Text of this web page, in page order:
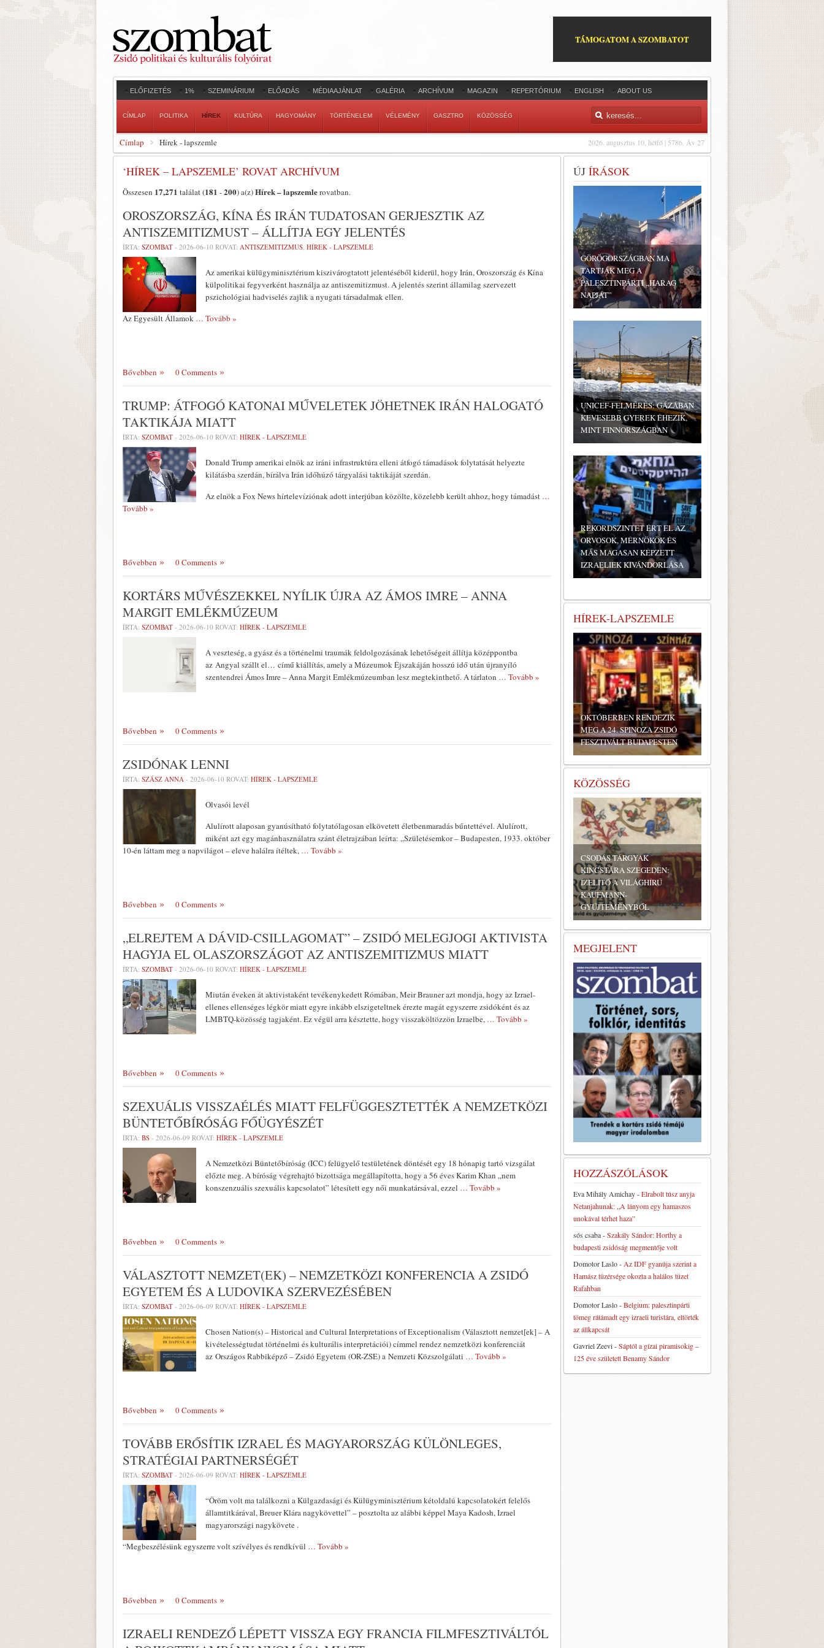
TÁMOGATOM A SZOMBATOT
ELŐFIZETÉS 1% SZEMINÁRIUM ELŐADÁS MÉDIAAJÁNLAT GALÉRIA ARCHÍVUM MAGAZIN REPERTÓRIUM ENGLISH ABOUT US
CÍMLAP POLITIKA HÍREK KULTÚRA HAGYOMÁNY TÖRTÉNELEM VÉLEMÉNY GASZTRO KÖZÖSSÉG
2026. augusztus 10, hétfő | 5786. Áv 27
Címlap Hírek - lapszemle
‘HÍREK – LAPSZEMLE’ ROVAT ARCHÍVUM
Összesen 17,271 találat (181 -200) a(z)Hírek – lapszemlerovatban.
OROSZORSZÁG, KÍNA ÉS IRÁN TUDATOSAN GERJESZTIK AZ
ANTISZEMITIZMUST – ÁLLÍTJA EGY JELENTÉS
ÍRTA: SZOMBAT - 2026-06-10 ROVAT: ANTISZEMITIZMUS, HÍREK - LAPSZEMLE
Az amerikai külügyminisztérium kiszivárogtatott jelentéséből kiderül, hogy Irán, Oroszország és Kína
külpolitikai fegyverként használja az antiszemitizmust. A jelentés szerint államilag szervezett
pszichológiai hadviselés zajlik a nyugati társadalmak ellen.
Az Egyesült Államok … Tovább »
Bővebben 0 Comments
TRUMP: ÁTFOGÓ KATONAI MŰVELETEK JÖHETNEK IRÁN HALOGATÓ
TAKTIKÁJA MIATT
ÍRTA: SZOMBAT - 2026-06-10 ROVAT: HÍREK - LAPSZEMLE
Donald Trump amerikai elnök az iráni infrastruktúra elleni átfogó támadások folytatását helyezte
kilátásba szerdán, bírálva Irán időhúzó tárgyalási taktikáját szerdán.
Az elnök a Fox News hírtelevíziónak adott interjúban közölte, közelebb került ahhoz, hogy támadást …
Tovább »
Bővebben 0 Comments
KORTÁRS MŰVÉSZEKKEL NYÍLIK ÚJRA AZ ÁMOS IMRE – ANNA
MARGIT EMLÉKMÚZEUM
ÍRTA: SZOMBAT - 2026-06-10 ROVAT: HÍREK - LAPSZEMLE
A veszteség, a gyász és a történelmi traumák feldolgozásának lehetőségeit állítja középpontba
az Angyal szállt el… című kiállítás, amely a Múzeumok Éjszakáján hosszú idő után újranyíló
szentendrei Ámos Imre – Anna Margit Emlékmúzeumban lesz megtekinthető. A tárlaton … Tovább »
Bővebben 0 Comments
ZSIDÓNAK LENNI
ÍRTA: SZÁSZ ANNA - 2026-06-10 ROVAT: HÍREK - LAPSZEMLE
Olvasói levél
Alulírott alaposan gyanúsítható folytatólagosan elkövetett életbenmaradás bűntettével. Alulírott,
miként azt egy magánhasználatra szánt életrajzában leírta: „Születésemkor – Budapesten, 1933. október
10-én láttam meg a napvilágot – eleve halálra ítéltek, … Tovább »
Bővebben 0 Comments
„ELREJTEM A DÁVID-CSILLAGOMAT” – ZSIDÓ MELEGJOGI AKTIVISTA
HAGYJA EL OLASZORSZÁGOT AZ ANTISZEMITIZMUS MIATT
ÍRTA: SZOMBAT - 2026-06-10 ROVAT: HÍREK - LAPSZEMLE
Miután éveken át aktivistaként tevékenykedett Rómában, Meir Brauner azt mondja, hogy az Izrael-
ellenes ellenséges légkör miatt egyre inkább elszigeteltnek érezte magát egyszerre zsidóként és az
LMBTQ-közösség tagjaként. Ez végül arra késztette, hogy visszaköltözzön Izraelbe, … Tovább »
Bővebben 0 Comments
SZEXUÁLIS VISSZAÉLÉS MIATT FELFÜGGESZTETTÉK A NEMZETKÖZI
BÜNTETŐBÍRÓSÁG FŐÜGYÉSZÉT
ÍRTA: BS - 2026-06-09 ROVAT: HÍREK - LAPSZEMLE
A Nemzetközi Büntetőbíróság (ICC) felügyelő testületének döntését egy 18 hónapig tartó vizsgálat
előzte meg. A bíróság végrehajtó bizottsága megállapította, hogy a 56 éves Karim Khan „nem
konszenzuális szexuális kapcsolatot” létesített egy női munkatársával, ezzel … Tovább »
Bővebben 0 Comments
VÁLASZTOTT NEMZET(EK) – NEMZETKÖZI KONFERENCIA A ZSIDÓ
EGYETEM ÉS A LUDOVIKA SZERVEZÉSÉBEN
ÍRTA: SZOMBAT - 2026-06-09 ROVAT: HÍREK - LAPSZEMLE
Chosen Nation(s) – Historical and Cultural Interpretations of Exceptionalism (Választott nemzet[ek] – A
kivételességtudat történelmi és kulturális interpretációi) címmel rendez nemzetközi konferenciát
az Országos Rabbiképző – Zsidó Egyetem (OR-ZSE) a Nemzeti Közszolgálati … Tovább »
Bővebben 0 Comments
TOVÁBB ERŐSÍTIK IZRAEL ÉS MAGYARORSZÁG KÜLÖNLEGES,
STRATÉGIAI PARTNERSÉGÉT
ÍRTA: SZOMBAT - 2026-06-09 ROVAT: HÍREK - LAPSZEMLE
“Öröm volt ma találkozni a Külgazdasági és Külügyminisztérium kétoldalú kapcsolatokért felelős
államtitkárával, Breuer Klára nagykövettel” – posztolta az alábbi képpel Maya Kadosh, Izrael
magyarországi nagykövete .
“Megbeszélésünk egyszerre volt szívélyes és rendkívül … Tovább »
Bővebben 0 Comments
IZRAELI RENDEZŐ LÉPETT VISSZA EGY FRANCIA FILMFESZTIVÁLTÓL
ÚJ ÍRÁSOK
GÖRÖGORSZÁGBAN MA
TARTJÁK MEG A
PALESZTINPÁRTI „HARAG
NAPJÁT”
UNICEF-FELMÉRÉS: GÁZÁBAN
KEVESEBB GYEREK ÉHEZIK,
MINT FINNORSZÁGBAN
REKORDSZINTET ÉRT EL AZ
ORVOSOK, MÉRNÖKÖK ÉS
MÁS MAGASAN KÉPZETT
IZRAELIEK KIVÁNDORLÁSA
HÍREK-LAPSZEMLE
OKTÓBERBEN RENDEZIK
MEG A 24. SPINOZA ZSIDÓ
FESZTIVÁLT BUDAPESTEN
KÖZÖSSÉG
CSODÁS TÁRGYAK
KINCSTÁRA SZEGEDEN:
ÍZELÍTŐ A VILÁGHÍRŰ
KAUFMANN-
GYŰJTEMÉNYBŐL
MEGJELENT
HOZZÁSZÓLÁSOK
Eva Mihály Amichay-Elrabolt túsz anyja
Netanjahunak: „A lányom egy hamaszos
unokával térhet haza”
sós csaba-Szakály Sándor: Horthy a
budapesti zsidóság megmentője volt
Domotor Laslo- Az IDF gyanúja szerint a
Hamász tüzérsége okozta a halálos tüzet
Rafahban
Domotor Laslo-Belgium: palesztinpárti
tömeg rátámadt egy izraeli turistára, eltörték
az állkapcsát
Gavriel Zeevi-Sáptól a gízai piramisokig –
125 éve született Benamy Sándor